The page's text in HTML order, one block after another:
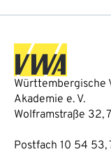
Württembergische
Akademie e. V.
Wolframstraße 32,
Postfach 10 54